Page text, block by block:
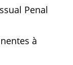
Penal
à